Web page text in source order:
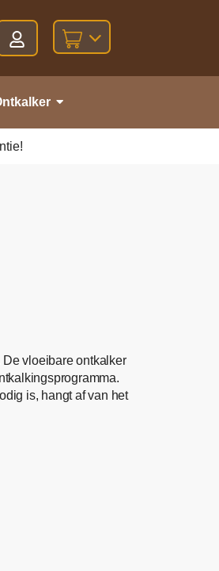
vloeibare ontkalker
is, hangt af van het